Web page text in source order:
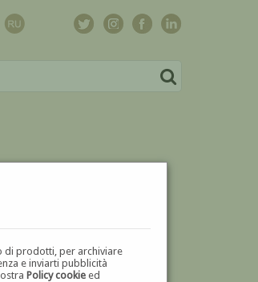
di prodotti, per archiviare
e inviarti pubblicità
Policy cookie ed